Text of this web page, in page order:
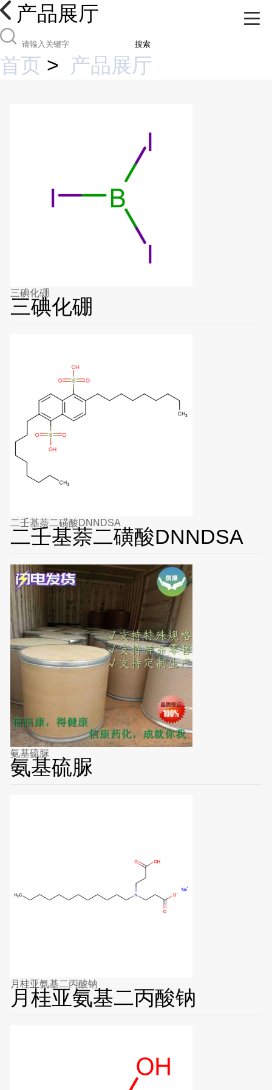
产品展厅
搜索
首页 > 产品展厅
三碘化硼
三碘化硼
二壬基萘二磺酸DNNDSA
二壬基萘二磺酸DNNDSA
氨基硫脲
氨基硫脲
月桂亚氨基二丙酸钠
月桂亚氨基二丙酸钠